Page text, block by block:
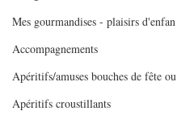
Mes gourmandises - plaisirs d'enfan
Accompagnements
Apéritifs/amuses bouches de fête ou
Apéritifs croustillants